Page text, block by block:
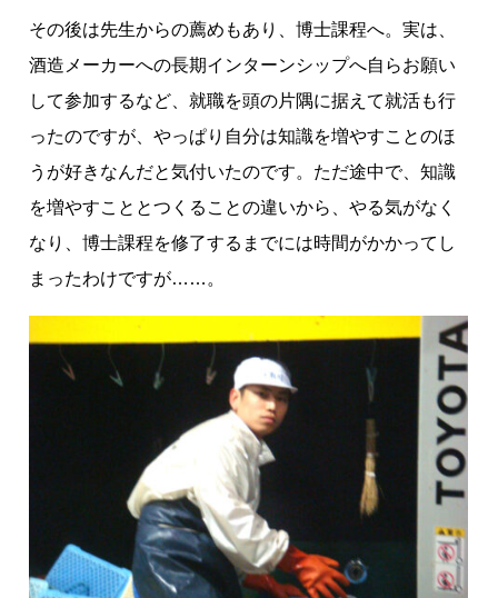
その後は先生からの薦めもあり、博士課程へ。実は、
酒造メーカーへの長期インターンシップへ自らお願い
して参加するなど、就職を頭の片隅に据えて就活も行
ったのですが、やっぱり自分は知識を増やすことのほ
うが好きなんだと気付いたのです。ただ途中で、知識
を増やすこととつくることの違いから、やる気がなく
なり、博士課程を修了するまでには時間がかかってし
まったわけですが……。